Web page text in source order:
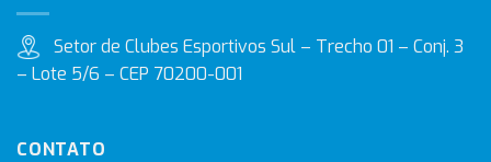
Setor de Clubes Esportivos Sul – Trecho 01 – Conj. 3
– Lote 5/6 – CEP 70200-001
CONTATO